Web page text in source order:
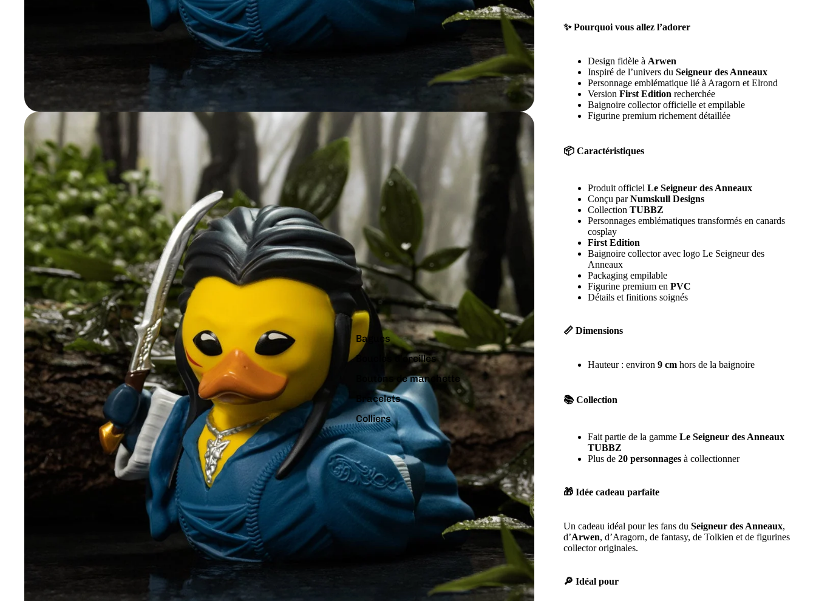
Bagues
Boucles d'oreilles
Boutons de manchette
Bracelets
Colliers
Charms
Pins
Tout voir...
✨ Pourquoi vous allez l’adorer
Design fidèle à Arwen
Inspiré de l’univers du Seigneur des Anneaux
Personnage emblématique lié à Aragorn et Elrond
Version First Edition recherchée
Baignoire collector officielle et empilable
Figurine premium richement détaillée
📦 Caractéristiques
Produit officiel Le Seigneur des Anneaux
Conçu parNumskull Designs
Collection TUBBZ
Personnages emblématiques transformés en canards
cosplay
First Edition
Baignoire collector avec logo Le Seigneur des
Anneaux
Packaging empilable
Figurine premium en PVC
Détails et finitions soignés
📏 Dimensions
Hauteur : environ 9 cm hors de la baignoire
📚 Collection
Fait partie de la gamme Le Seigneur des Anneaux
TUBBZ
Plus de 20 personnages à collectionner
🎁 Idée cadeau parfaite
Un cadeau idéal pour les fans du Seigneur des Anneaux,
d’Arwen, d’Aragorn, de fantasy, de Tolkien et de figurines
collector originales.
🔎 Idéal pour